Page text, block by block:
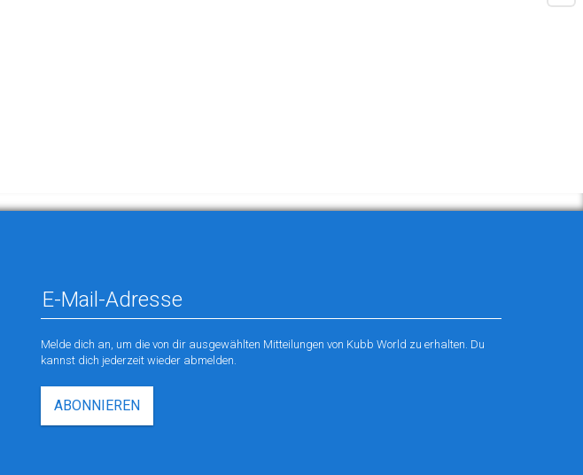
Melde dich an, um die von dir ausgewählten Mitteilungen von Kubb World zu erhalten. Du
kannst dich jederzeit wieder abmelden.
ABONNIEREN